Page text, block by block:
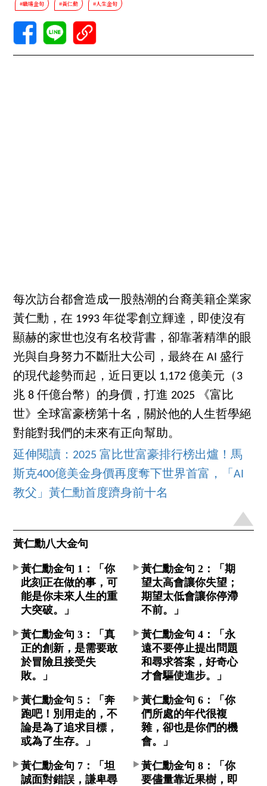
#職場金句 #黃仁勳 #人生金句
每次訪台都會造成一股熱潮的台裔美籍企業家
黃仁勳，在 1993 年從零創立輝達，即使沒有
顯赫的家世也沒有名校背書，卻靠著精準的眼
光與自身努力不斷壯大公司，最終在 AI 盛行
的現代趁勢而起，近日更以 1,172 億美元（3
兆 8 仟億台幣）的身價，打進 2025 《富比
世》全球富豪榜第十名，關於他的人生哲學絕
對能對我們的未來有正向幫助。
延伸閱讀：2025 富比世富豪排行榜出爐！馬
斯克400億美金身價再度奪下世界首富，「AI
教父」黃仁勳首度躋身前十名
黃仁勳八大金句
黃仁勳金句 1：「你
此刻正在做的事，可
能是你未來人生的重
大突破。」
黃仁勳金句 2：「期
望太高會讓你失望；
期望太低會讓你停滯
不前。」
黃仁勳金句 3：「真
正的創新，是需要敢
於冒險且接受失
敗。」
黃仁勳金句 4：「永
遠不要停止提出問題
和尋求答案，好奇心
才會驅使進步。」
黃仁勳金句 5：「奔
跑吧！別用走的，不
論是為了追求目標，
或為了生存。」
黃仁勳金句 6：「你
們所處的年代很複
雜，卻也是你們的機
會。」
黃仁勳金句 7：「坦
誠面對錯誤，謙卑尋
黃仁勳金句 8：「你
要儘量靠近果樹，即